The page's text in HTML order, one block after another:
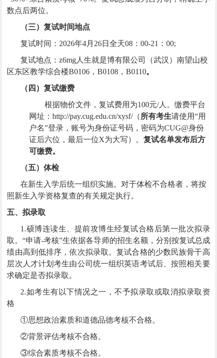
数点后两位。
（三）复试时间地点
复试时间： 2026年4月26日全天08：00-21：00;
复试地点：z6mg人生就是博有限公司（武汉）南望山校
区东区教学综合楼B0106，B0108，B0110。
（四）复试缴费
根据物价文件，复试费用为100元/人。缴费平台
网址：http://pay.cug.edu.cn/xysf/（ 所有考生请使用“用
户名”登录，账号为身份证号码，密码为CUG@身份
证后六位，最后一位X为大写）。 复试名单发布后方
可缴费。
（五）体检
在新生入学后统一组织实施。对于体检不合格者，将按
照新生入学资格复查的有关规定执行。
五、拟录取
1.硕博连读生、提前攻博生经复试合格后第一批次拟录
取。“申请-考核”生依据各导师的招生名额，分别按复试总成
绩由高到低排序，依次拟录取。复试合格的少数民族骨干高
层次人才计划考生由公司统一组织英语考试后、按照相关要
求确定是否拟录取。
2.如考生有以下情况之一，不予拟录取或取消拟录取资
格
①思想政治素质和道德品德考核不合格。
②背景评估考核不合格。
③综合素质考核不合格。